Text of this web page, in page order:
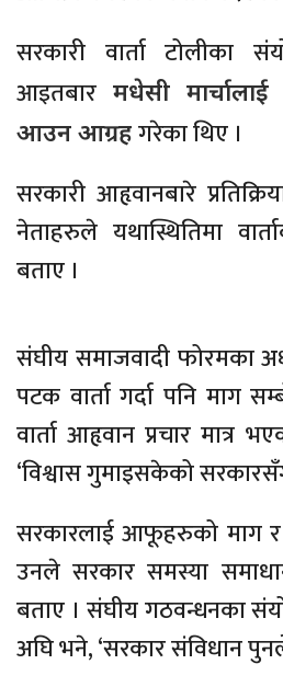
सरकारी वार्ता टोलीका
आइतबार मधेसी मार्चालाई
आउन आग्रह गरेका थिए ।
सरकारी आहृवानबारे
नेताहरुले यथास्थितिमा
बताए ।
संघीय समाजवादी फोरमका
पटक वार्ता गर्दा पनि माग
वार्ता आहृवान प्रचार मात्र
‘विश्वास गुमाइसकेको
सरकारलाई आफूहरुको माग र
उनले सरकार समस्या
बताए । संघीय गठवन्धनका
अघि भने, ‘सरकार संविधान